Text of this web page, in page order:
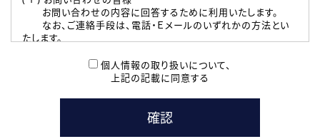
お問い合わせの内容に回答するために利用いたします。
なお、ご連絡手段は、電話・Ｅメールのいずれかの方法とい
たします。
本登録に関するご連絡および本登録時の参考情報として利
たします。
( 3 ) スタッフ派遣を検討されている企業の皆様
お問い合わせの内容に回答するために利用いたします。
個人情報の取り扱いについて、
上記の記載に同意する